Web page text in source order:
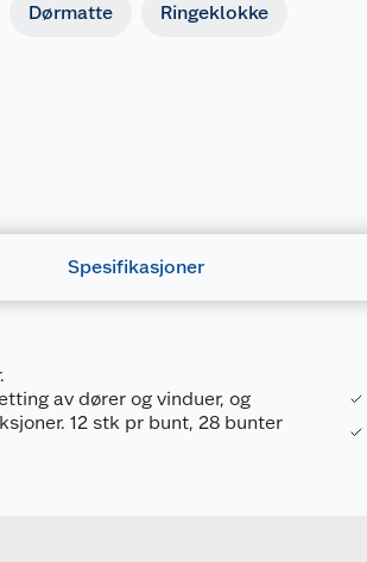
Dørmatte Ringeklokke
Spesifikasjoner
av dører og vinduer, og
12 stk pr bunt, 28 bunter